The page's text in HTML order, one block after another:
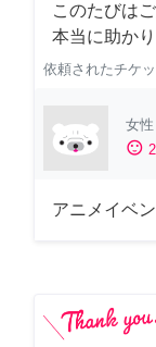
このたびは
本当に助か
依頼されたチケッ
女性
sentiment_satisfied
アニメイベ